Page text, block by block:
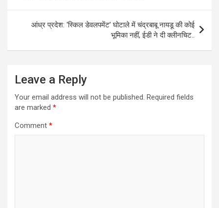
आंध्र प्रदेश: ‘स्किल डेवलपमेंट’ घोटाले में चंद्रबाबू नायडू की कोई
भूमिका नहीं, ईडी ने दी क्लीनचिट..
Leave a Reply
Your email address will not be published. Required fields
are marked *
Comment *